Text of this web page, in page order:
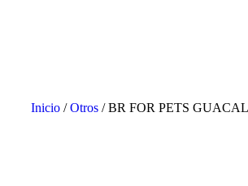
Inicio /Otros / BR FOR PETS